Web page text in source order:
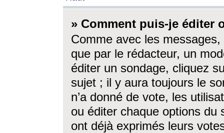
» Comment puis-je éditer
Comme avec les
que par le rédacteur, un
éditer un sondage, cliquez
sujet ; il y aura toujours le
n’a donné de vote, les
ou éditer chaque options du
ont déjà exprimés leurs